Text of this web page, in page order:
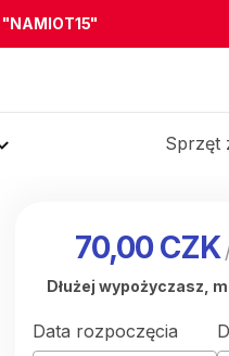
"NAMIOT15"
Sprzęt
70,00 CZK
Dłużej wypożyczasz,
Data rozpoczęcia